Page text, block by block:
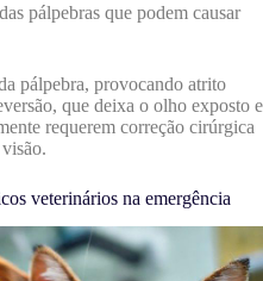
pálpebras que podem causar
pálpebra, provocando atrito
que deixa o olho exposto e
requerem correção cirúrgica
veterinários na emergência